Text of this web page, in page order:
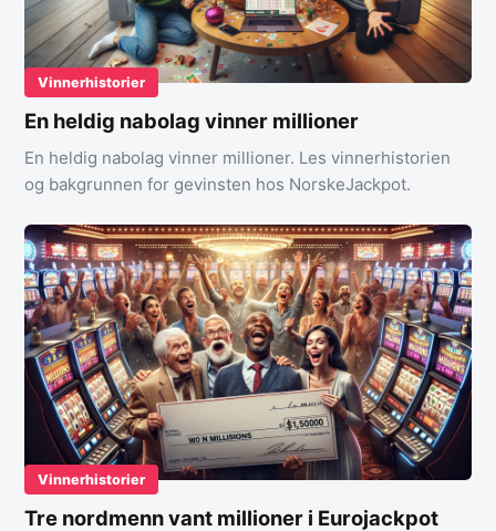
Vinnerhistorier
En heldig nabolag vinner millioner
En heldig nabolag vinner millioner. Les vinnerhistorien
og bakgrunnen for gevinsten hos NorskeJackpot.
Vinnerhistorier
Tre nordmenn vant millioner i Eurojackpot